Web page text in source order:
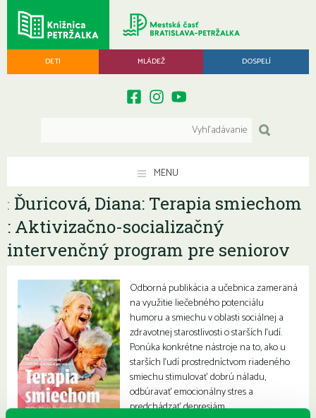
DETI MLÁDEŽ DOSPELÍ
MENU
: Ďuricová, Diana: Terapia smiechom
: Aktivizačno-socializačný
intervenčný program pre seniorov
Odborná publikácia a učebnica zameraná
na využitie liečebného potenciálu
humoru a smiechu v oblasti sociálnej a
zdravotnej starostlivosti o starších ľudí.
Ponúka konkrétne nástroje na to, ako u
starších ľudí prostredníctvom riadeného
smiechu stimulovať dobrú náladu,
odbúravať emocionálny stres a
predchádzať depresiám.